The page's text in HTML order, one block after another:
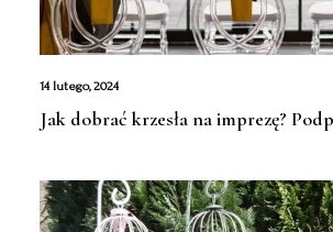
14 lutego, 2024
Jak dobrać krzesła na imprezę?